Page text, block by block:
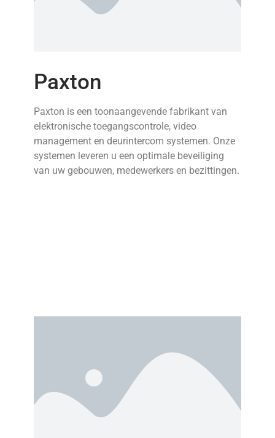
Paxton
Paxton is een toonaangevende fabrikant van
elektronische toegangscontrole, video
management en deurintercom systemen. Onze
systemen leveren u een optimale beveiliging
van uw gebouwen, medewerkers en bezittingen.